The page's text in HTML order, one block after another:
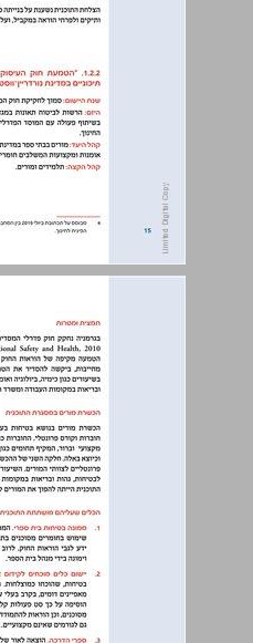
1.2.2. "הטמעת חוק העיסוק בחומרים מסוכנים בבתי ספר", בתי ספר תיכוניים במדינת נורדריין־ווסטפלייה, גרמניה ... 15